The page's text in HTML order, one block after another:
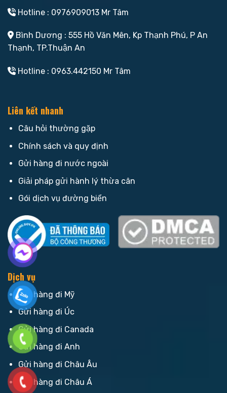
Hotline : 0976909013 Mr Tâm
Bình Dương : 555 Hồ Văn Mên, Kp Thạnh Phú, P An
Thạnh, TP.Thuận An
Hotline : 0963.442150 Mr Tâm
Liên kết nhanh
Câu hỏi thường gặp
Chính sách và quy định
Gửi hàng đi nước ngoài
Giải pháp gửi hành lý thừa cân
Gói dịch vụ đường biển
Dịch vụ
Gửi hàng đi Mỹ
Gửi hàng đi Úc
Gửi hàng đi Canada
Gửi hàng đi Anh
Gửi hàng đi Châu Âu
Gửi hàng đi Châu Á